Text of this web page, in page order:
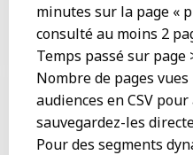
minutes sur la page «
consulté au moins 2
Temps passé sur page
Nombre de pages vues
audiences en CSV
sauvegardez-les
Pour des segments